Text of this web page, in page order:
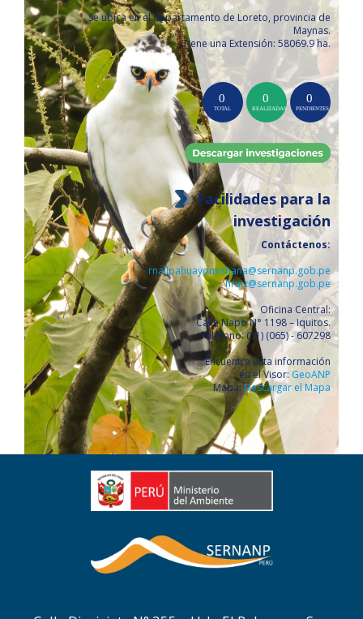
Se ubica en el departamento de Loreto, provincia de
Maynas.
Tiene una Extensión: 58069.9 ha.
Facilidades para la
investigación
Contáctenos:
rnallpahuayomishana@sernanp.gob.pe
hruiz@sernanp.gob.pe
Oficina Central:
Calle Napo N° 1198 – Iquitos.
Teléfono: (51) (065) - 607298
Encuentra esta información
en el Visor: GeoANP
Mapa:Descargar el Mapa